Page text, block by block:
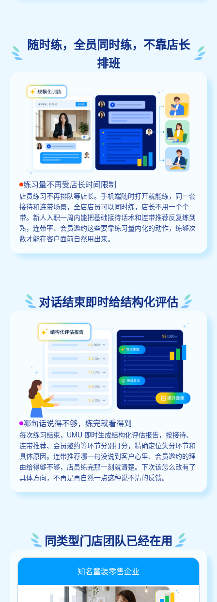
随时练，全员同时练，不靠店长
排班
练习量不再受店长时间限制
店员练习不再排队等店长。手机端随时打开就能练，同一套
接待和连带场景，全店店员可以同时练，店长不用一个个
带。新人入职一周内能把基础接待话术和连带推荐反复练到
熟，连带率、会员邀约这些要靠练习量内化的动作，练够次
数才能在客户面前自然用出来。
对话结束即时给结构化评估
哪句话说得不够，练完就看得到
每次练习结束，UMU 即时生成结构化评估报告，按接待、
连带推荐、会员邀约等环节分别打分，精确定位失分环节和
具体原因。连带推荐哪一句没说到客户心里、会员邀约的理
由给得够不够，店员练完那一刻就清楚。下次该怎么改有了
具体方向，不再是再自然一点这种说不清的反馈。
同类型门店团队已经在用
知名童装零售企业